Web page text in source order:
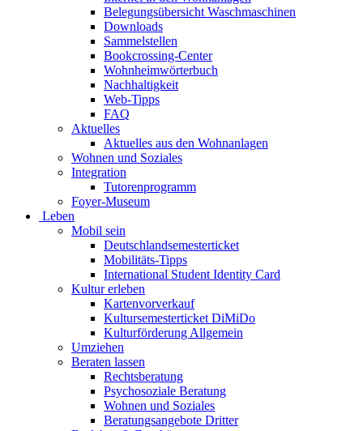
Belegungsübersicht Waschmaschinen
Downloads
Sammelstellen
Bookcrossing-Center
Wohnheimwörterbuch
Nachhaltigkeit
Web-Tipps
FAQ
Aktuelles
Aktuelles aus den Wohnanlagen
Wohnen und Soziales
Integration
Tutorenprogramm
Foyer-Museum
Leben
Mobil sein
Deutschlandsemesterticket
Mobilitäts-Tipps
International Student Identity Card
Kultur erleben
Kartenvorverkauf
Kultursemesterticket DiMiDo
Kulturförderung Allgemein
Umziehen
Beraten lassen
Rechtsberatung
Psychosoziale Beratung
Wohnen und Soziales
Beratungsangebote Dritter